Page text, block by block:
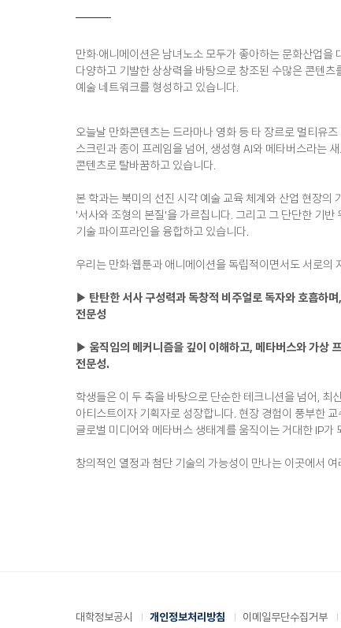
만화·애니메이션은 남녀노소 모두가 좋아하는 문화산업
다양하고 기발한 상상력을 바탕으로 창조된 수많은 콘텐
예술 네트워크를 형성하고 있습니다.
오늘날 만화콘텐츠는 드라마나 영화 등 타 장르로 멀티유
스크린과 종이 프레임을 넘어, 생성형 AI와 메타버스라는
콘텐츠로 탈바꿈하고 있습니다.
본 학과는 북미의 선진 시각 예술 교육 체계와 산업 현장
'서사와 조형의 본질'을 가르칩니다. 그리고 그 단단한 기
기술 파이프라인을 융합하고 있습니다.
우리는 만화·웹툰과 애니메이션을 독립적이면서도 서로
▶ 탄탄한 서사 구성력과 독창적 비주얼로 독자와 호흡하
전문성
▶ 움직임의 메커니즘을 깊이 이해하고, 메타버스와 가상
전문성.
학생들은 이 두 축을 바탕으로 단순한 테크니션을 넘어,
아티스트이자 기획자로 성장합니다. 현장 경험이 풍부한
글로벌 미디어와 메타버스 생태계를 움직이는 거대한 IP가
창의적인 열정과 첨단 기술의 가능성이 만나는 이곳에서
대학정보공시 개인정보처리방침 이메일무단수집거부